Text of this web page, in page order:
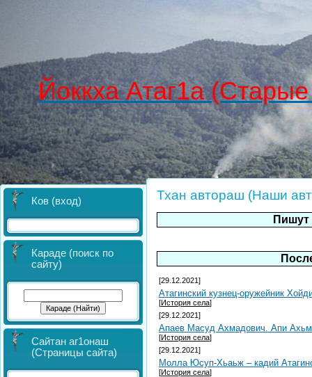
Йоккха Атаг1а
Ков (вход)
Караде (поиск по
сайту)
Сайтан аг1онаш
(Страницы сайта)
Тхан автораш (Наши
Пишут
[29.12.2021]
Атагинский кузнец-оружейник
[История села]
[29.12.2021]
Aпаев Масуд Ахмадович. Aпи
[История села]
[29.12.2021]
Молла Юсуп-Хьаьж – кадий
[История села]